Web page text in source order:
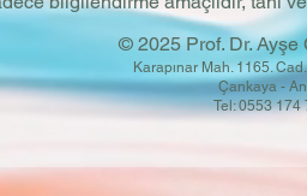
© 2025 Prof. Dr. Ayşe
Karapınar Mah. 1165.
Çankaya -
Tel: 0553 174